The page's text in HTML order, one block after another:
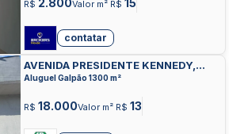
R$ 2.800Valor m² R$ 15
contatar
AVENIDA PRESIDENTE KENNEDY,
JARDIM ALEXANDRINA, ANAPOLIS
Aluguel Galpão 1300 m²
R$ 18.000Valor m² R$ 13